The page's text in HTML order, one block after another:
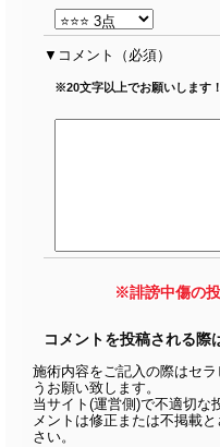
コメント （必須）
※20文字以上でお願いします！
※誹謗中傷の投
コメントを投稿される際
施術内容をご記入の際はセ
うお願い致します。
当サイト(運営側)で不適切な
メントは修正または不掲載
さい。